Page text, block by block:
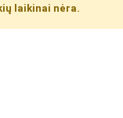
laikinai nėra.